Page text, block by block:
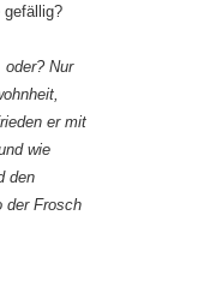
gefällig?
oder? Nur
er mit
wie
den
der Frosch